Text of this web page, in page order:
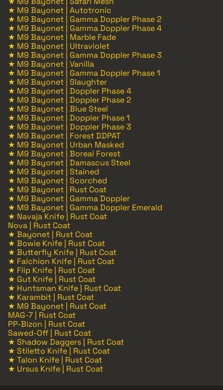
★ M9 Bayonet | Autotronic
★ M9 Bayonet | Gamma Doppler Phase 2
★ M9 Bayonet | Gamma Doppler Phase 4
★ M9 Bayonet | Marble Fade
★ M9 Bayonet | Ultraviolet
★ M9 Bayonet | Gamma Doppler Phase 3
★ M9 Bayonet | Vanilla
★ M9 Bayonet | Gamma Doppler Phase 1
★ M9 Bayonet | Slaughter
★ M9 Bayonet | Doppler Phase 4
★ M9 Bayonet | Doppler Phase 2
★ M9 Bayonet | Blue Steel
★ M9 Bayonet | Doppler Phase 1
★ M9 Bayonet | Doppler Phase 3
★ M9 Bayonet | Forest DDPAT
★ M9 Bayonet | Urban Masked
★ M9 Bayonet | Boreal Forest
★ M9 Bayonet | Damascus Steel
★ M9 Bayonet | Stained
★ M9 Bayonet | Scorched
★ M9 Bayonet | Rust Coat
★ M9 Bayonet | Gamma Doppler
★ M9 Bayonet | Gamma Doppler Emerald
★ Navaja Knife | Rust Coat
Nova | Rust Coat
★ Bayonet | Rust Coat
★ Bowie Knife | Rust Coat
★ Butterfly Knife | Rust Coat
★ Falchion Knife | Rust Coat
★ Flip Knife | Rust Coat
★ Gut Knife | Rust Coat
★ Huntsman Knife | Rust Coat
★ Karambit | Rust Coat
★ M9 Bayonet | Rust Coat
MAG-7 | Rust Coat
PP-Bizon | Rust Coat
Sawed-Off | Rust Coat
★ Shadow Daggers | Rust Coat
★ Stiletto Knife | Rust Coat
★ Talon Knife | Rust Coat
★ Ursus Knife | Rust Coat